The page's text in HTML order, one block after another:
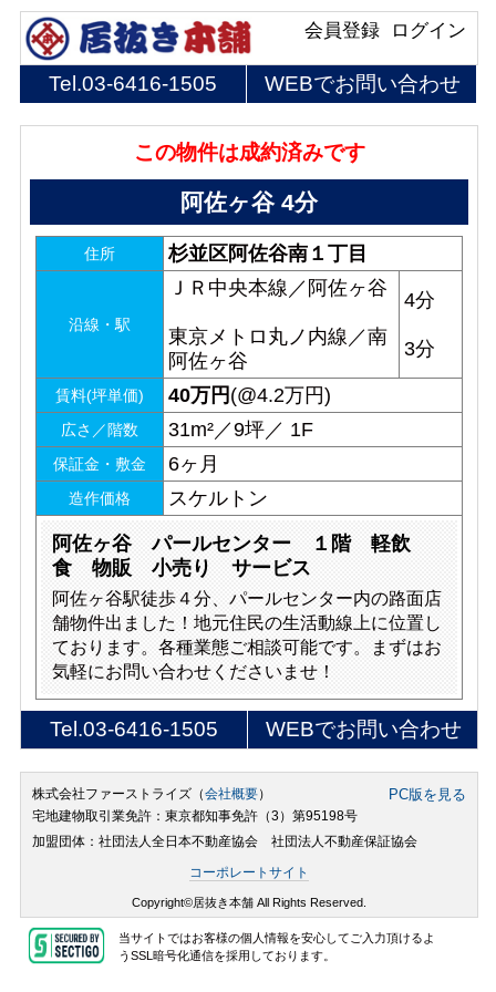
ログイン
会員登録
Tel.03-6416-1505 WEBでお問い合わせ
この物件は成約済みです
阿佐ヶ谷 4分
住所 杉並区阿佐谷南１丁目
沿線・駅
ＪＲ中央本線／阿佐ヶ谷
東京メトロ丸ノ内線／南
阿佐ヶ谷
4分
3分
賃料(坪単価) 40万円 (@4.2万円)
広さ／階数 31m²／9坪／ 1F
保証金・敷金 6ヶ月
造作価格 スケルトン
阿佐ヶ谷 パールセンター １階 軽飲
食 物販 小売り サービス
阿佐ヶ谷駅徒歩４分、パールセンター内の路面店
舗物件出ました！地元住民の生活動線上に位置し
ております。各種業態ご相談可能です。まずはお
気軽にお問い合わせくださいませ！
Tel.03-6416-1505 WEBでお問い合わせ
株式会社ファーストライズ（会社概要） PC版を見る
宅地建物取引業免許：東京都知事免許（3）第95198号
加盟団体：社団法人全日本不動産協会 社団法人不動産保証協会
コーポレートサイト
Copyright©居抜き本舗 All Rights Reserved.
当サイトではお客様の個人情報を安心してご入力頂けるよ
うSSL暗号化通信を採用しております。